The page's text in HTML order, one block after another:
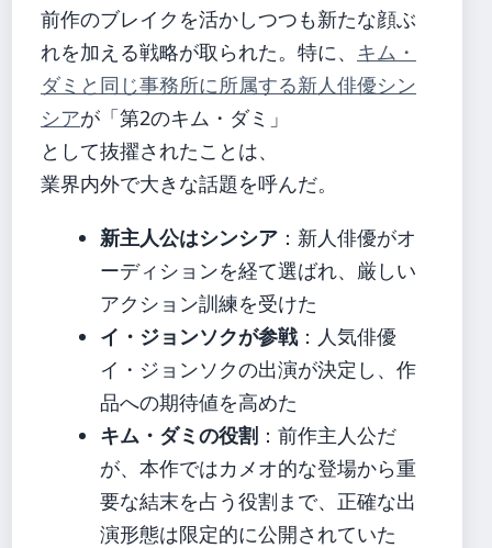
前作のブレイクを活かしつつも新たな顔ぶ
れを加える戦略が取られた。特に、 キム・
ダミと同じ事務所に所属する新人俳優シン
シアが「第2のキム・ダミ」
として抜擢されたことは、
業界内外で大きな話題を呼んだ。
新主人公はシンシア ：新人俳優がオ
ーディションを経て選ばれ、厳しい
アクション訓練を受けた
イ・ジョンソクが参戦：人気俳優
イ・ジョンソクの出演が決定し、作
品への期待値を高めた
キム・ダミの役割 ：前作主人公だ
が、本作ではカメオ的な登場から重
要な結末を占う役割まで、正確な出
演形態は限定的に公開されていた